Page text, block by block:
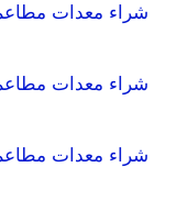
شراء معدات
شراء معدات
شراء معدات